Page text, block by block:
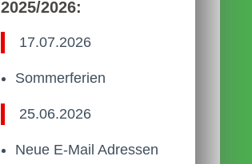
2025/2026:
17.07.2026
Sommerferien
25.06.2026
Neue E-Mail Adressen